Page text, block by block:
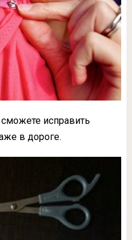
исправить
в дороге.